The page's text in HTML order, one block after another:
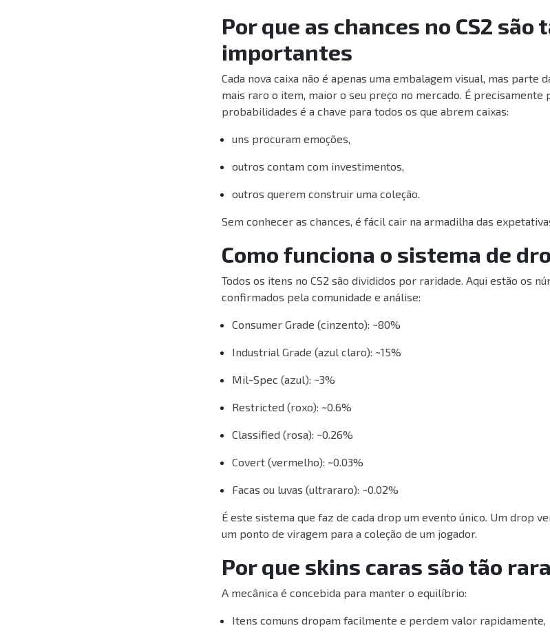
Por que as chances no CS2 são
importantes
Cada nova caixa não é apenas uma embalagem visual, mas parte
mais raro o item, maior o seu preço no mercado. É precisamente
probabilidades é a chave para todos os que abrem caixas:
uns procuram emoções,
outros contam com investimentos,
outros querem construir uma coleção.
Sem conhecer as chances, é fácil cair na armadilha das
Como funciona o sistema de
Todos os itens no CS2 são divididos por raridade. Aqui estão os
confirmados pela comunidade e análise:
Consumer Grade (cinzento): ~80%
Industrial Grade (azul claro): ~15%
Mil-Spec (azul): ~3%
Restricted (roxo): ~0.6%
Classified (rosa): ~0.26%
Covert (vermelho): ~0.03%
Facas ou luvas (ultrararo): ~0.02%
É este sistema que faz de cada drop um evento único. Um drop
um ponto de viragem para a coleção de um jogador.
Por que skins caras são tão
A mecânica é concebida para manter o equilíbrio:
Itens comuns dropam facilmente e perdem valor rapidamente,